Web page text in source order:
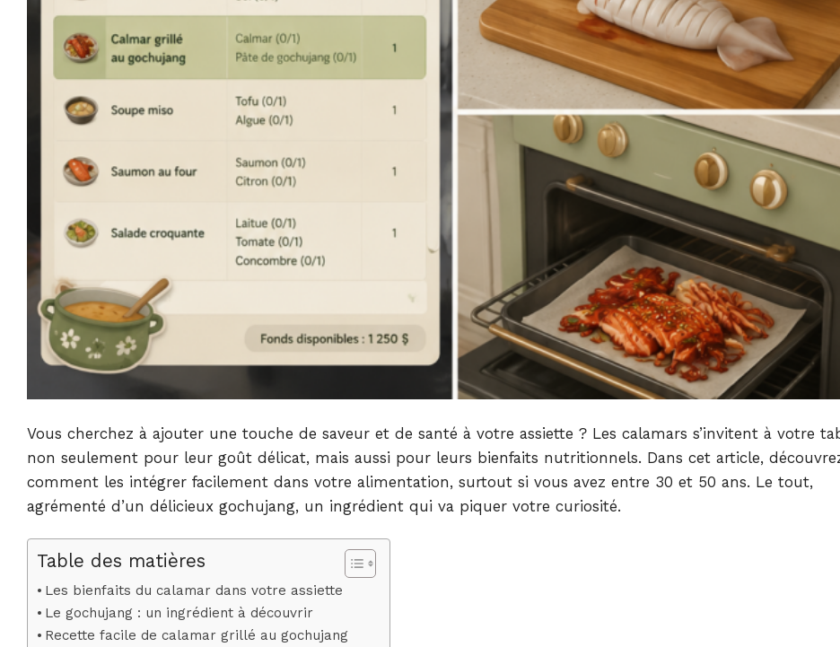
Vous cherchez à ajouter une touche de saveur et de santé à votre assiette ? Les calamars s’invitent à votre
non seulement pour leur goût délicat, mais aussi pour leurs bienfaits nutritionnels. Dans cet article,
comment les intégrer facilement dans votre alimentation, surtout si vous avez entre 30 et 50 ans. Le tout,
agrémenté d’un délicieux gochujang, un ingrédient qui va piquer votre curiosité.
Table des matières
Les bienfaits du calamar dans votre assiette
Le gochujang : un ingrédient à découvrir
Recette facile de calamar grillé au gochujang